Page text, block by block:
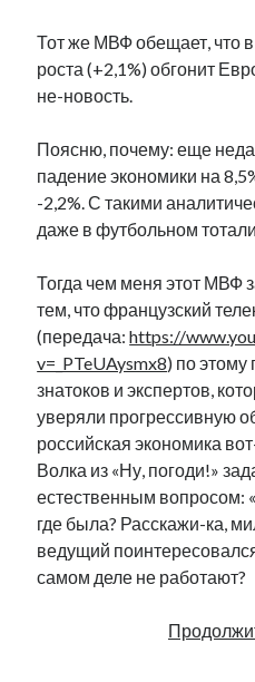
Тот же МВФ обещает, что
роста (+2,1%) обгонит
не-новость.
Поясню, почему: еще
падение экономики на
-2,2%. С такими
даже в футбольном
Тогда чем меня этот МВФ
тем, что французский
(передача:https://
v=_PTeUAysmx8) по
знатоков и экспертов,
уверяли прогрессивную
российская экономика
Волка из «Ну, погоди!»
естественным вопросом:
где была? Расскажи-ка,
ведущий
самом деле не работают?